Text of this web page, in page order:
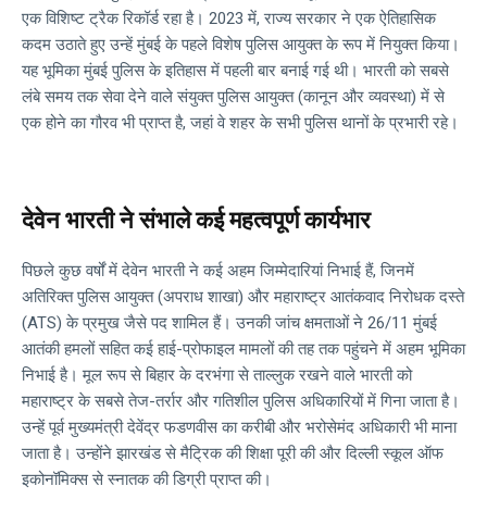
एक विशिष्ट ट्रैक रिकॉर्ड रहा है। 2023 में, राज्य सरकार ने एक ऐतिहासिक
कदम उठाते हुए उन्हें मुंबई के पहले विशेष पुलिस आयुक्त के रूप में नियुक्त किया।
यह भूमिका मुंबई पुलिस के इतिहास में पहली बार बनाई गई थी। भारती को सबसे
लंबे समय तक सेवा देने वाले संयुक्त पुलिस आयुक्त (कानून और व्यवस्था) में से
एक होने का गौरव भी प्राप्त है, जहां वे शहर के सभी पुलिस थानों के प्रभारी रहे।
देवेन भारती ने संभाले कई महत्वपूर्ण कार्यभार
पिछले कुछ वर्षों में देवेन भारती ने कई अहम जिम्मेदारियां निभाई हैं, जिनमें
अतिरिक्त पुलिस आयुक्त (अपराध शाखा) और महाराष्ट्र आतंकवाद निरोधक दस्ते
(ATS) के प्रमुख जैसे पद शामिल हैं। उनकी जांच क्षमताओं ने 26/11 मुंबई
आतंकी हमलों सहित कई हाई-प्रोफाइल मामलों की तह तक पहुंचने में अहम भूमिका
निभाई है। मूल रूप से बिहार के दरभंगा से ताल्लुक रखने वाले भारती को
महाराष्ट्र के सबसे तेज-तर्रार और गतिशील पुलिस अधिकारियों में गिना जाता है।
उन्हें पूर्व मुख्यमंत्री देवेंद्र फडणवीस का करीबी और भरोसेमंद अधिकारी भी माना
जाता है। उन्होंने झारखंड से मैट्रिक की शिक्षा पूरी की और दिल्ली स्कूल ऑफ
इकोनॉमिक्स से स्नातक की डिग्री प्राप्त की।